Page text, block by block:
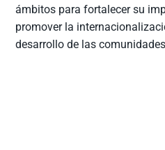
ámbitos para fortalecer su
promover la
desarrollo de las